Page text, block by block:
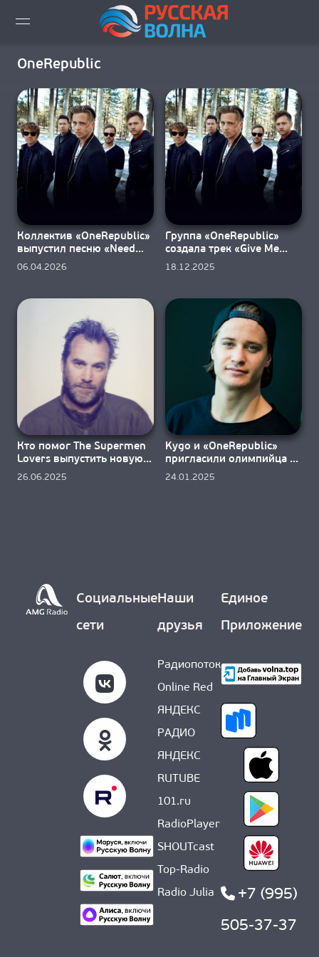
ВИДЕО LIVE
НОВОСТИ
НОВИНКИ ЭФИРА
ПЛЕЙЛИСТ
КАК СЛУШАТЬ!?
OneRepublic
Коллектив «OneRepublic»
выпустил песню «Need
Your Love»
06.04.2026
Группа «OneRepublic»
создала трек «Give Me
Something» для игры
18.12.2025
Кто помог The Supermen
Lovers выпустить новую
версию «Starlight»?
26.06.2025
Kygo и «OneRepublic»
пригласили олимпийца в
«Chasing Paradise»
24.01.2025
Социальные
сети
Наши
друзья
Радиопоток
Online Red
ЯНДЕКС
РАДИО
ЯНДЕКС
RUTUBE
101.ru
RadioPlayer
SHOUTcast
Top-Radio
Radio Julia
Единое
Приложение
+7 (995)
505-37-37